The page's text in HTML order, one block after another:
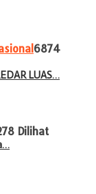
6874
LUAS…
Dilihat